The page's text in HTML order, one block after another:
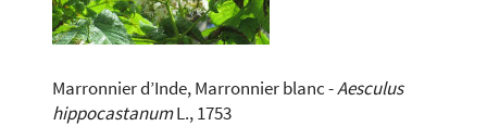
Marronnier d’Inde, Marronnier blanc -Aesculus
hippocastanumL., 1753